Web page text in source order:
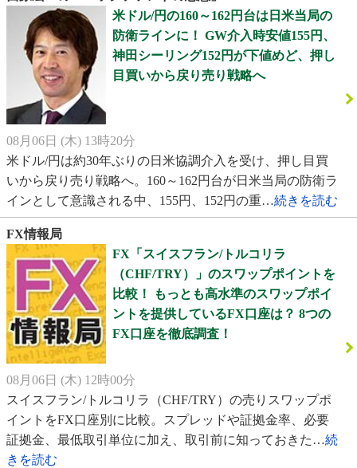
米ドル/円の160～162円台は日米当局の
防衛ラインに！ GW介入時安値155円、
神田シーリング152円が下値めど、押し
目買いから戻り売り戦略へ
08月06日 (木) 13時20分
米ドル/円は約30年ぶりの日米協調介入を受け、押し目買
いから戻り売り戦略へ。160～162円台が日米当局の防衛ラ
インとして意識される中、155円、152円の重…続きを読む
FX情報局
FX「スイスフラン/トルコリラ
（CHF/TRY）」のスワップポイントを
比較！ もっとも高水準のスワップポイ
ントを提供しているFX口座は？ 8つの
FX口座を徹底調査！
08月06日 (木) 12時00分
スイスフラン/トルコリラ（CHF/TRY）の売りスワップポ
イントをFX口座別に比較。スプレッドや証拠金率、必要
証拠金、最低取引単位に加え、取引前に知っておきた…続
きを読む